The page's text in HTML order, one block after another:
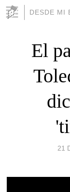
DESDE MI
El
21